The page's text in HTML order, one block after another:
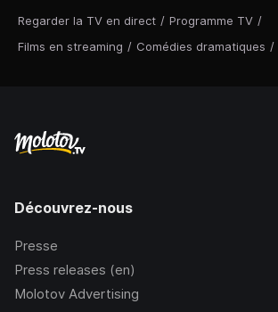
Regarder la TV en direct / Programme TV /
Films en streaming / Comédies dramatiques /
Découvrez-nous
Presse
Press releases (en)
Molotov Advertising